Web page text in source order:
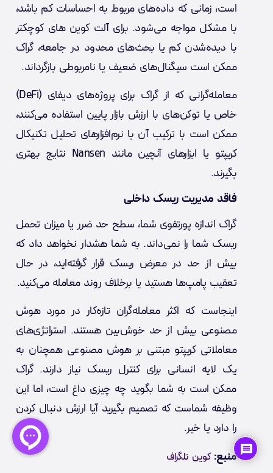
است، زمانی که داده‌های مربوط به احساسات کم باشد،
با مشکل مواجه می‌شود. برای آلت کوین های کوچکتر
با دیده‌شدن کم یا بحث‌های محدود در جامعه، گراک
ممکن است سیگنال‌های ضعیف یا نامربوطی بازگرداند.
معامله‌گرانی که از گراک برای پروژه‌های دیفای (DeFi)
خاص یا توکن‌های با ارزش بازار پایین استفاده می‌کنند،
ممکن است با ترکیب آن با نرم‌افزارهای تحلیل تکنیکال
کریپتو یا ابزارهای آنچین مانند Nansen نتایج بهتری
بگیرند.
فاقد مدیریت ریسک داخلی
گراک اندازه پورتفوی شما، سطح حد ضرر یا میزان تحمل
ریسک شما را نمی‌داند. به شما هشدار نخواهد داد که
بیش از حد در معرض ریسک قرار گرفته‌اید، در حال
تعقیب پامپ‌ها هستید یا برخلاف روند معامله می‌کنید.
اینجاست که اکثر معامله‌گران تازه‌کار در مورد هوش
مصنوعی بیش از حد خوش‌بین هستند. استراتژی‌های
معاملاتی کریپتو مبتنی بر هوش مصنوعی همچنان به
یک لایه انسانی برای کنترل ریسک نیاز دارند. گراک
ممکن است به شما بگوید چه چیزی داغ است، اما این
وظیفه شماست که تصمیم بگیرید آیا ارزش دنبال کردن
را دارد یا خیر.
منبع: کوین تلگراف